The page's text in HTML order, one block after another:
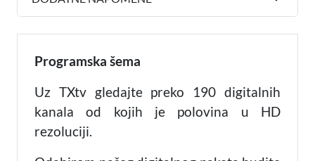
Programska šema
Uz TXtv gledajte preko 190 digitalnih
kanala od kojih je polovina u HD
rezoluciji.